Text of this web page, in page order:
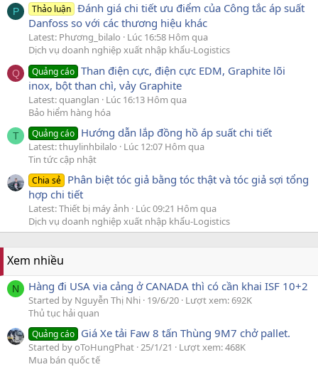
P Thảo luận Đánh giá chi tiết ưu điểm của Công tắc áp suất
Danfoss so với các thương hiệu khác
Latest: Phương_bilalo
Lúc 16:58 Hôm qua
Dịch vụ doanh nghiệp xuất nhập khẩu-Logistics
Q Quảng cáo Than điện cực, điện cực EDM, Graphite lõi
inox, bột than chì, vảy Graphite
Latest: quanglan
Lúc 16:13 Hôm qua
Bảo hiểm hàng hóa
T Quảng cáo Hướng dẫn lắp đồng hồ áp suất chi tiết
Latest: thuylinhbilalo
Lúc 12:07 Hôm qua
Tin tức cập nhật
Chia sẻ Phân biệt tóc giả bằng tóc thật và tóc giả sợi tổng
hợp chi tiết
Latest: Thiết bị máy ảnh
Lúc 09:21 Hôm qua
Dịch vụ doanh nghiệp xuất nhập khẩu-Logistics
Xem nhiều
N Hàng đi USA via cảng ở CANADA thì có cần khai ISF 10+2
Started by Nguyễn Thị Nhi 19/6/20 Lượt xem: 692K
Thủ tục hải quan
Quảng cáo Giá Xe tải Faw 8 tấn Thùng 9M7 chở pallet.
Started by oToHungPhat 25/1/21
Lượt xem: 468K
Mua bán quốc tế